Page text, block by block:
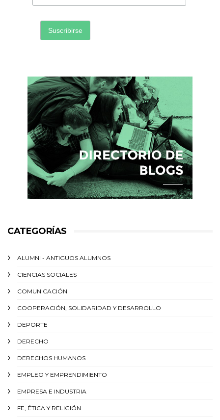
CATEGORÍAS
ALUMNI - ANTIGUOS ALUMNOS
CIENCIAS SOCIALES
COMUNICACIÓN
COOPERACIÓN, SOLIDARIDAD Y DESARROLLO
DEPORTE
DERECHO
DERECHOS HUMANOS
EMPLEO Y EMPRENDIMIENTO
EMPRESA E INDUSTRIA
FE, ÉTICA Y RELIGIÓN